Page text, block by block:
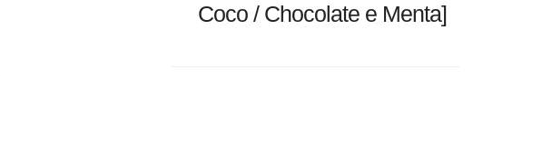
Coco / Chocolate e Menta]